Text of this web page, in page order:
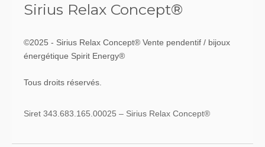
Sirius Relax Concept®
©2025 - Sirius Relax Concept® Vente pendentif / bijoux
énergétique Spirit Energy®
Tous droits réservés.
Siret 343.683.165.00025 – Sirius Relax Concept®